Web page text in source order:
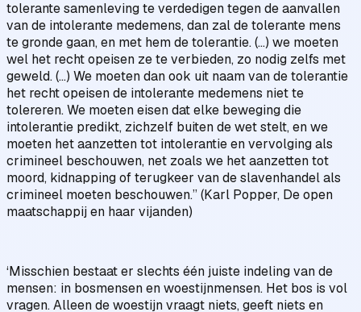
tolerante samenleving te verdedigen tegen de aanvallen
van de intolerante medemens, dan zal de tolerante mens
te gronde gaan, en met hem de tolerantie. (…) we moeten
wel het recht opeisen ze te verbieden, zo nodig zelfs met
geweld. (…) We moeten dan ook uit naam van de tolerantie
het recht opeisen de intolerante medemens niet te
tolereren. We moeten eisen dat elke beweging die
intolerantie predikt, zichzelf buiten de wet stelt, en we
moeten het aanzetten tot intolerantie en vervolging als
crimineel beschouwen, net zoals we het aanzetten tot
moord, kidnapping of terugkeer van de slavenhandel als
crimineel moeten beschouwen.” (Karl Popper, De open
maatschappij en haar vijanden)
‘Misschien bestaat er slechts één juiste indeling van de
mensen: in bosmensen en woestijnmensen. Het bos is vol
vragen. Alleen de woestijn vraagt niets, geeft niets en